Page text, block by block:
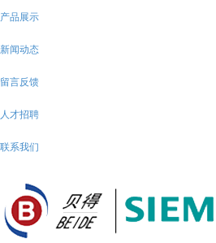
产品展示
新闻动态
留言反馈
人才招聘
联系我们